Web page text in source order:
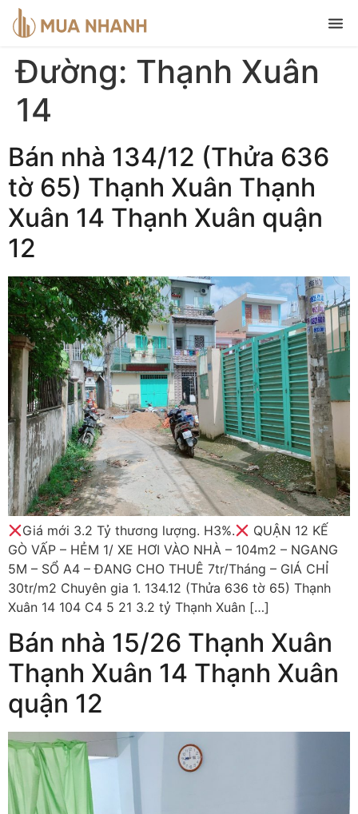
Đường: Thạnh Xuân
14
Bán nhà 134/12 (Thửa 636
tờ 65) Thạnh Xuân Thạnh
Xuân 14 Thạnh Xuân quận
12
Giá mới 3.2 Tỷ thương lượng. H3%.
QUẬN 12 KẾ
GÒ VẤP – HẺM 1/ XE HƠI VÀO NHÀ – 104m2 – NGANG
5M – SỔ A4 – ĐANG CHO THUÊ 7tr/Tháng – GIÁ CHỈ
30tr/m2 Chuyên gia 1. 134.12 (Thửa 636 tờ 65) Thạnh
Xuân 14 104 C4 5 21 3.2 tỷ Thạnh Xuân […]
Bán nhà 15/26 Thạnh Xuân
Thạnh Xuân 14 Thạnh Xuân
quận 12